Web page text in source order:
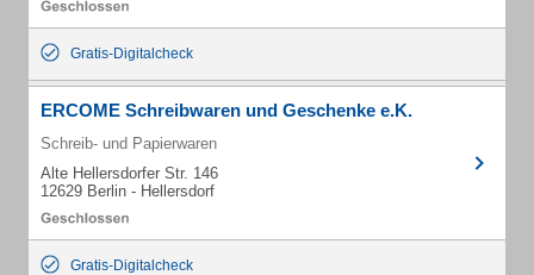
Gratis-Digitalcheck
ERCOME Schreibwaren und Geschenke e.K.
Schreib- und Papierwaren
Alte Hellersdorfer Str. 146
12629 Berlin - Hellersdorf
Gratis-Digitalcheck